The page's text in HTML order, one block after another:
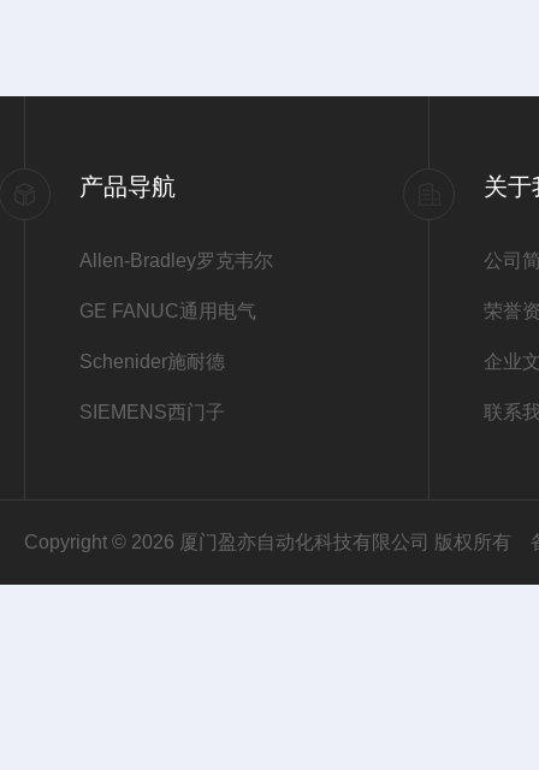
产品导航
Allen-Bradley罗克韦尔
GE FANUC通用电气
Schenider施耐德
SIEMENS西门子
关于
公司
荣誉
企业
联系
Copyright © 2026 厦门盈亦自动化科技有限公司 版权所有